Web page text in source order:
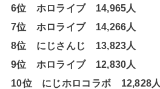
6位 ホロライブ 14,965人
7位 ホロライブ 14,266人
8位 にじさんじ 13,823人
9位 ホロライブ 12,830人
10位 にじホロコラボ 12,828人